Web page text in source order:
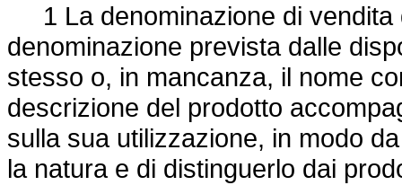
1 La denominazione di vendita
denominazione prevista dalle
stesso o, in mancanza, il nome
descrizione del prodotto
sulla sua utilizzazione, in modo
la natura e di distinguerlo dai